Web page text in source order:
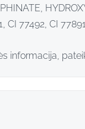
77492, CI
informacija,